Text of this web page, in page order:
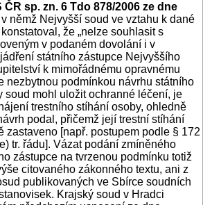
ČR sp. zn. 6 Tdo 878/2006 ze dne
v němž Nejvyšší soud ve vztahu k dané
že „nelze souhlasit s
v podaném dovolání i v
státního zástupce Nejvyššího
k mimořádnému opravnému
nezbytnou podmínkou návrhu státního
soud mohl uložit ochranné léčení, je
trestního stíhání osoby, ohledně
podal, přičemž její trestní stíhání
zastaveno [např. postupem podle § 172
tr. řádu]. Vázat podání zmíněného
zástupce na tvrzenou podmínku totiž
citovaného zákonného textu, ani z
publikovaných ve Sbírce soudních
Krajský soud v Hradci